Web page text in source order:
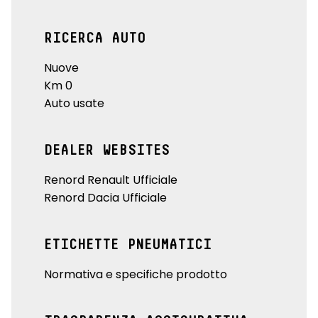
RICERCA AUTO
Nuove
Km 0
Auto usate
DEALER WEBSITES
Renord Renault Ufficiale
Renord Dacia Ufficiale
ETICHETTE PNEUMATICI
Normativa e specifiche prodotto